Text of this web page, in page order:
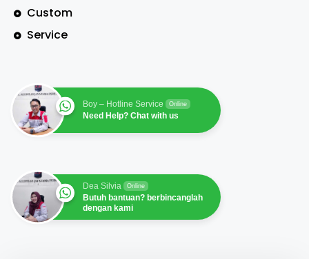
Custom
Service
Boy – Hotline Service Online
Need Help? Chat with us
Dea Silvia Online
Butuh bantuan? berbincanglah
dengan kami